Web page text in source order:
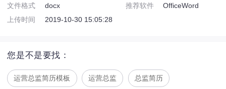
文件格式
docx 推荐软件
OfficeWord
上传时间
2019-10-30 15:05:28
您是不是要找：
运营总监简历模板 运营总监 总监简历